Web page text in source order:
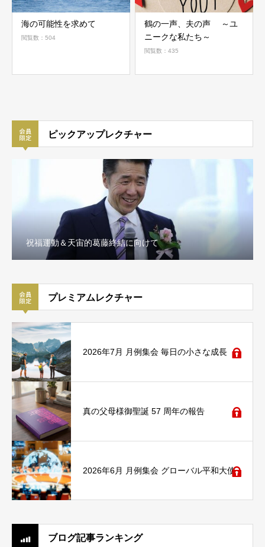
海の可能性を求めて
閲覧数：504
鶴の一声、夫の声 ～ユ
ニークな私たち～
閲覧数：435
ピックアップレクチャー
祝福運動の証人として基準を高めよう 第1章
プレミアムレクチャー
2026年7月 月例集会 毎日の小さな成長
真の父母様御聖誕 57 周年の報告
2026年6月 月例集会 グローバル平和大使
ブログ記事ランキング